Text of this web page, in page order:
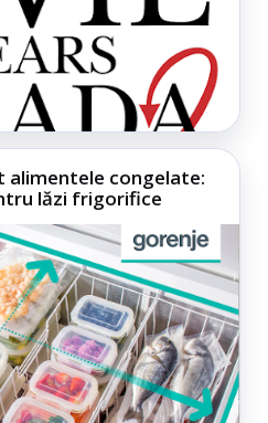
alimentele congelate:
lăzi frigorifice